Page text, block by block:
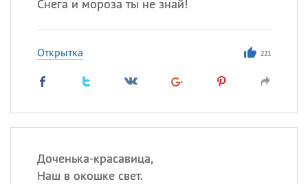
Снега и мороза ты не знай!
Открытка 221
Доченька-красавица,
Наш в окошке свет.